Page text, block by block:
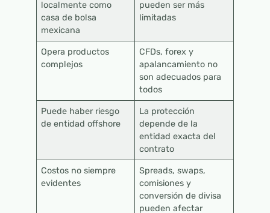
localmente como
casa de bolsa
mexicana
pueden ser más
limitadas
Opera productos
complejos
CFDs, forex y
apalancamiento no
son adecuados para
todos
Puede haber riesgo
de entidad offshore
La protección
depende de la
entidad exacta del
contrato
Costos no siempre
evidentes
Spreads, swaps,
comisiones y
conversión de divisa
pueden afectar